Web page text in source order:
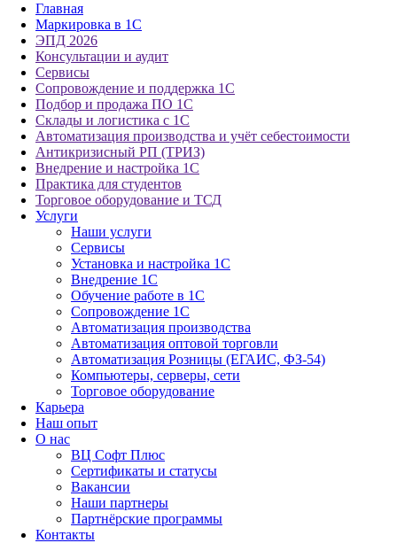
Главная
Маркировка в 1С
ЭПД 2026
Консультации и аудит
Сервисы
Сопровождение и поддержка 1С
Подбор и продажа ПО 1С
Склады и логистика с 1С
Автоматизация производства и учёт себестоимости
Антикризисный РП (ТРИЗ)
Внедрение и настройка 1С
Практика для студентов
Торговое оборудование и ТСД
Услуги
Наши услуги
Сервисы
Установка и настройка 1С
Внедрение 1С
Обучение работе в 1С
Сопровождение 1С
Автоматизация производства
Автоматизация оптовой торговли
Автоматизация Розницы (ЕГАИС, ФЗ-54)
Компьютеры, серверы, сети
Торговое оборудование
Карьера
Наш опыт
О нас
ВЦ Софт Плюс
Сертификаты и статусы
Вакансии
Наши партнеры
Партнёрские программы
Контакты